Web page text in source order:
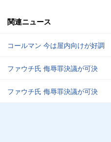
関連ニュース
コールマン 今は屋内向けが好調
ファウチ氏 侮辱罪決議が可決
ファウチ氏 侮辱罪決議が可決